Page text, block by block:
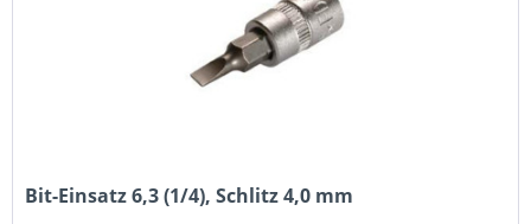
Bit-Einsatz 6,3 (1/4), Schlitz 4,0 mm